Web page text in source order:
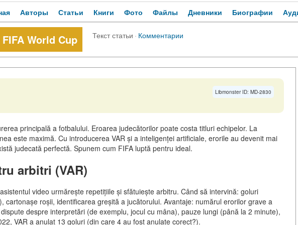
Авторы Статьи Книги Фото Файлы Дневники Биографии
World Cup Текст статьи · Комментарии
Libmonster ID: MD-2830
principală a fotbalului. Eroarea judecătorilor poate costa titluri echipelor. La
este maximă. Cu introducerea VAR și a inteligenței artificiale, erorile au devenit mai
judecată perfectă. Spunem cum FIFA luptă pentru ideal.
arbitri (VAR)
video urmărește repetițiile și sfătuiește arbitru. Când să intervină: goluri
cartonașe roșii, identificarea greșită a jucătorului. Avantaje: numărul erorilor grave a
despre interpretări (de exemplu, jocul cu mâna), pauze lungi (până la 2 minute),
VAR a anulat 13 goluri (din care 4 au fost anulate corect?).